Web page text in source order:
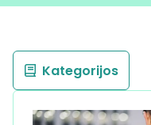
Kategorijos